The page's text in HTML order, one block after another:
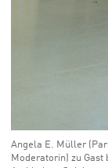
Angela E. Müller
Moderatorin) zu